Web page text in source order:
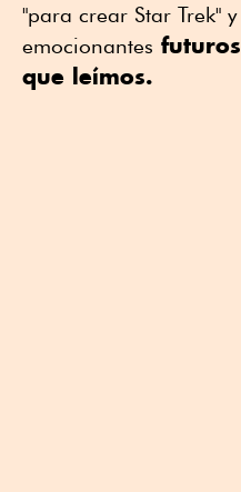
"para crear Star Trek"
emocionantes
que leímos.